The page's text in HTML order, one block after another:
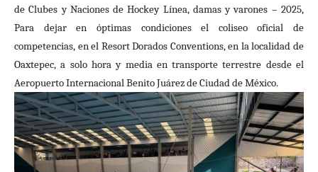
de Clubes y Naciones de Hockey Línea, damas y varones – 2025,
Para dejar en óptimas condiciones el coliseo oficial de
competencias, en el Resort Dorados Conventions, en lalocalidad de
Oaxtepec, a solo hora y media en transporte terrestre desde el
Aeropuerto Internacional Benito Juárezde Ciudad de México.